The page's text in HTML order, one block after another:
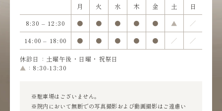
休診日：土曜午後・日曜・祝祭日
▲ ：8:30-13:30
月 火 水 木 金 土
日
8:30 – 12:30
● ● ● ● ● ▲
／
14:00 – 18:00
● ● ● ● ● ／ ／
※駐車場はございません。
※院内において無断での写真撮影および動画撮影はご遠慮い